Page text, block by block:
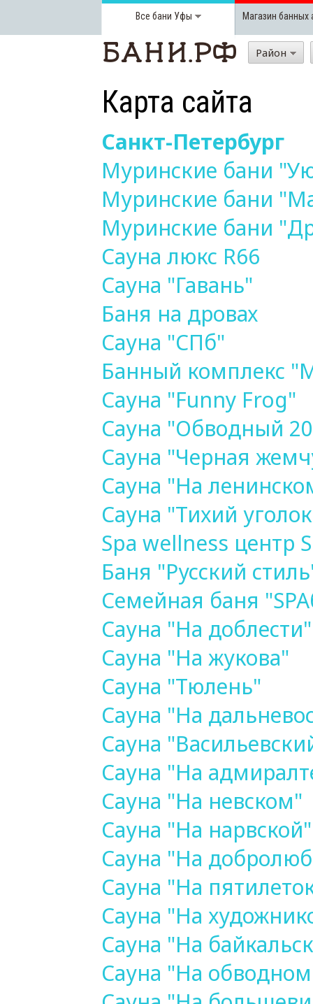
Все бани Уфы Магазин банных
Район
Карта сайта
Санкт-Петербург
Муринские бани
Муринские бани
Муринские бани
Сауна люкс R66
Сауна "Гавань"
Баня на дровах
Сауна "СПб"
Банный комплекс
Сауна "Funny Frog"
Сауна "Обводный
Сауна "Черная
Сауна "На
Сауна "Тихий
Spa wellness центр
Баня "Русский
Семейная баня
Сауна "На доблести"
Сауна "На жукова"
Сауна "Тюлень"
Сауна "На
Сауна
Сауна "На
Сауна "На невском"
Сауна "На нарвской"
Сауна "На
Сауна "На
Сауна "На
Сауна "На
Сауна "На